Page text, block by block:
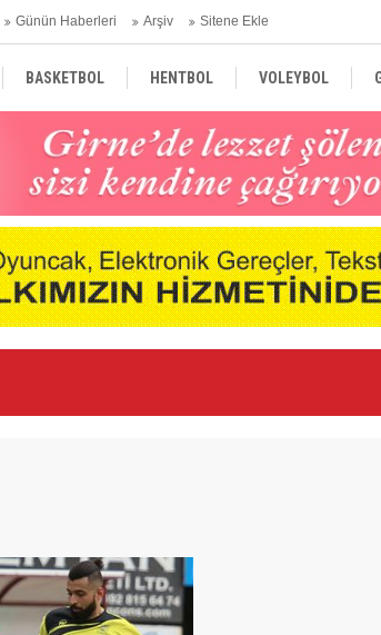
Günün Haberleri Arşiv Sitene Ekle
BASKETBOL HENTBOL VOLEYBOL
AVRUPA DÜNYA